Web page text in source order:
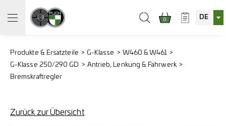
0 DE
Produkte & Ersatzteile G-Klasse
W460 & W461
G-Klasse 250/290 GD
Antrieb, Lenkung & Fahrwerk
Bremskraftregler
Zurück zur Übersicht